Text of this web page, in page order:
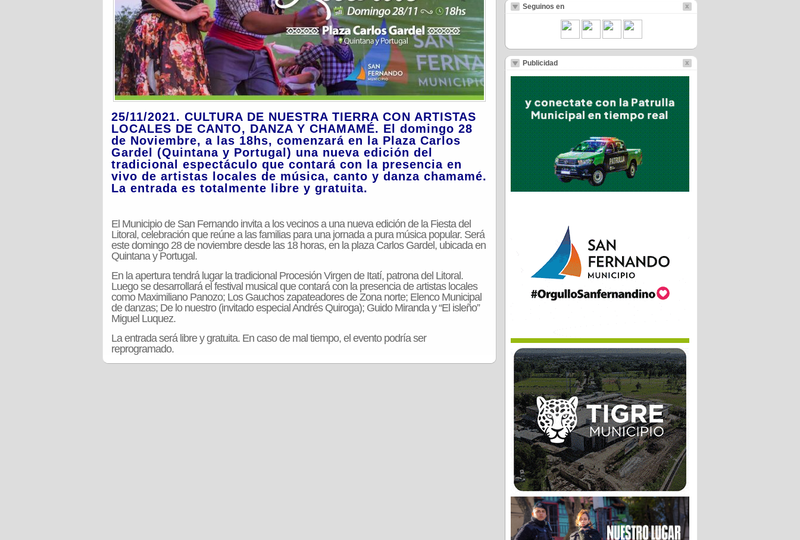
25/11/2021. CULTURA DE NUESTRA TIERRA CON ARTISTAS
LOCALES DE CANTO, DANZA Y CHAMAMÉ. El domingo 28
de Noviembre, a las 18hs, comenzará en la Plaza Carlos
Gardel (Quintana y Portugal) una nueva edición del
tradicional espectáculo que contará con la presencia en
vivo de artistas locales de música, canto y danza chamamé.
La entrada es totalmente libre y gratuita.
El Municipio de San Fernando invita a los vecinos a una nueva edición de la Fiesta del
Litoral, celebración que reúne a las familias para una jornada a pura música popular. Será
este domingo 28 de noviembre desde las 18 horas, en la plaza Carlos Gardel, ubicada en
Quintana y Portugal.
En la apertura tendrá lugar la tradicional Procesión Virgen de Itatí, patrona del Litoral.
Luego se desarrollará el festival musical que contará con la presencia de artistas locales
como Maximiliano Panozo; Los Gauchos zapateadores de Zona norte; Elenco Municipal
de danzas; De lo nuestro (invitado especial Andrés Quiroga); Guido Miranda y “El isleño”
Miguel Luquez.
La entrada será libre y gratuita. En caso de mal tiempo, el evento podría ser
reprogramado.
Seguinos en
Publicidad